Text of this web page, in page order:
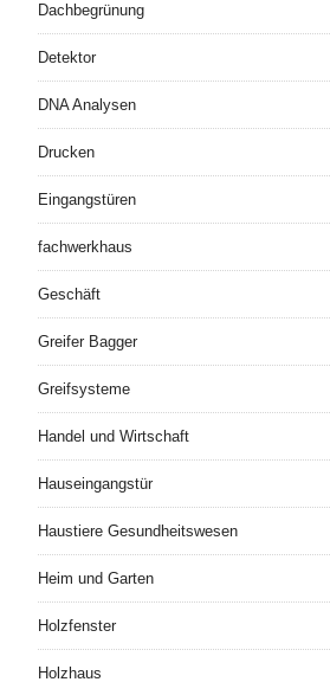
Dachbegrünung
Detektor
DNA Analysen
Drucken
Eingangstüren
fachwerkhaus
Geschäft
Greifer Bagger
Greifsysteme
Handel und Wirtschaft
Hauseingangstür
Haustiere Gesundheitswesen
Heim und Garten
Holzfenster
Holzhaus